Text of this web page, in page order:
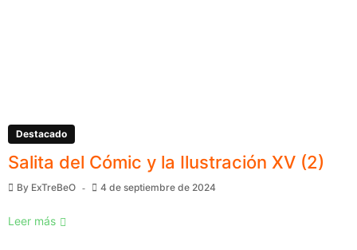
Destacado
Salita del Cómic y la Ilustración XV (2)
By ExTreBeO 4 de septiembre de 2024
Leer más